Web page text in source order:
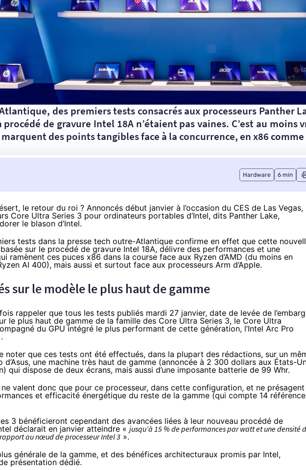
des premiers tests consacrés aux processeurs Panther
de gravure Intel 18A n’étaient pas vaines. C’est au moins
des points tangibles face à la concurrence, en x86
Hardware 6 min
le retour du roi ? Annoncés début janvier à l’occasion du CES de Las Vegas,
Core Ultra Series 3 pour ordinateurs portables d’Intel, dits Panther Lake,
le blason d’Intel.
tests dans la presse tech outre-Atlantique confirme en effet que cette
sur le procédé de gravure Intel 18A, délivre des performances et une
ramènent ces puces x86 dans la course face aux Ryzen d’AMD (du moins en
AI 400), mais aussi et surtout face aux processeurs Arm d’Apple.
sur le modèle le plus haut de gamme
rappeler que tous les tests publiés mardi 27 janvier, date de levée de
le plus haut de gamme de la famille des Core Ultra Series 3, le Core Ultra
du GPU intégré le plus performant de cette génération, l’Intel Arc Pro
noter que ces tests ont été effectués, dans la plupart des rédactions, sur un
d’Asus, une machine très haut de gamme (annoncée à 2 300 dollars aux États-
qui dispose de deux écrans, mais aussi d’une imposante batterie de 99 Whr.
valent donc que pour ce processeur, dans cette configuration, et ne présagent
et efficacité énergétique du reste de la gamme (qui compte 14
3 bénéficieront cependant des avancées liées à leur nouveau procédé de
déclarait en janvier atteindre « jusqu’à 15 % de performances par watt et une densité
au nœud de processeur Intel 3 ».
générale de la gamme, et des bénéfices architecturaux promis par Intel,
présentation dédié.